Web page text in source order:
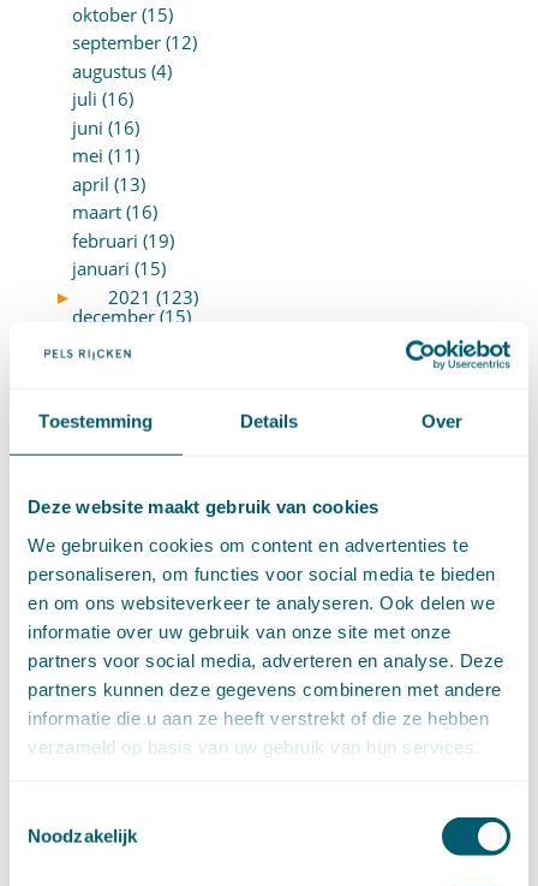
Toestemming Details Over
Deze website maakt gebruik van cookies
We gebruiken cookies om content en advertenties te
personaliseren, om functies voor social media te bieden
en om ons websiteverkeer te analyseren. Ook delen we
informatie over uw gebruik van onze site met onze
partners voor social media, adverteren en analyse. Deze
partners kunnen deze gegevens combineren met andere
informatie die u aan ze heeft verstrekt of die ze hebben
verzameld op basis van uw gebruik van hun services.
Noodzakelijk
oktober (15)
september (12)
augustus (4)
juli (16)
juni (16)
mei (11)
april (13)
maart (16)
februari (19)
januari (15)
►
2021 (123)
december (15)
november (9)
augustus (7)
juli (4)
mei (6)
april (11)
maart (14)
februari (11)
januari (15)
►
2020 (154)
december (6)
november (14)
oktober (14)
september (8)
juni (14)